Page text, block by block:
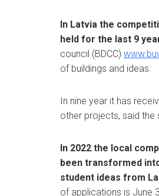
In Latvia the
held for the last 9
council (BDCC)
of buildings and ideas.
In nine year it has
other projects, said the
In 2022 the local
been transformed
student ideas from
of applications is June